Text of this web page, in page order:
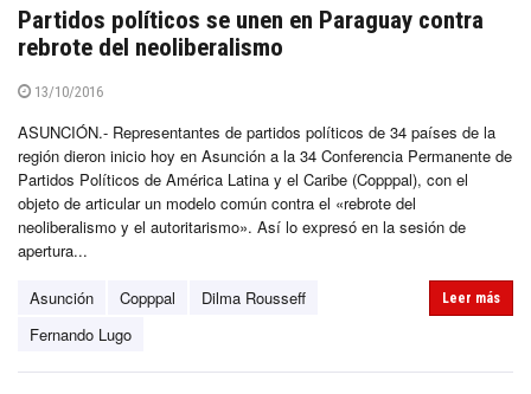
Partidos políticos se unen en Paraguay contra
rebrote del neoliberalismo
13/10/2016
ASUNCIÓN.- Representantes de partidos políticos de 34 países de la
región dieron inicio hoy en Asunción a la 34 Conferencia Permanente de
Partidos Políticos de América Latina y el Caribe (Copppal), con el
objeto de articular un modelo común contra el «rebrote del
neoliberalismo y el autoritarismo». Así lo expresó en la sesión de
apertura...
Asunción Copppal
Dilma Rousseff
Fernando Lugo
Leer más